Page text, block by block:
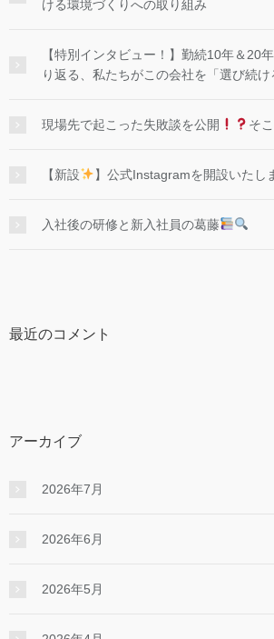
ける環境づくりへの取り組み
【特別インタビュー！】勤続10年＆20
り返る、私たちがこの会社を「選び続け
現場先で起こった失敗談を公開 そ
【新設 】公式Instagramを開設いたし
入社後の研修と新入社員の葛藤
最近のコメント
アーカイブ
2026年7月
2026年6月
2026年5月